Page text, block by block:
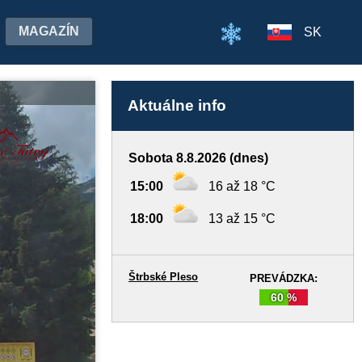
MAGAZÍN SK
Aktuálne info
Sobota 8.8.2026 (dnes)
15:00 16 až 18 °C
18:00 13 až 15 °C
PREVÁDZKA:
60 %
Štrbské Pleso